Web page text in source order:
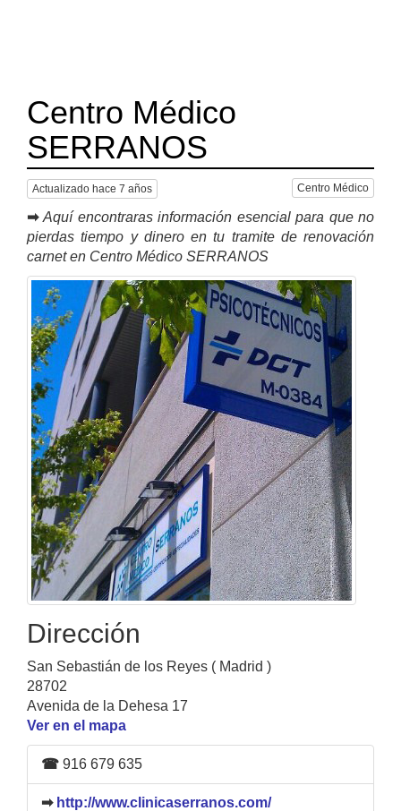
Centro Médico
SERRANOS
Actualizado hace 7 años Centro Médico
➡ Aquí encontraras información esencial para que no
pierdas tiempo y dinero en tu tramite de renovación
carnet en Centro Médico SERRANOS
Dirección
San Sebastián de los Reyes ( Madrid )
28702
Avenida de la Dehesa 17
Ver en el mapa
☎ 916 679 635
➡ http://www.clinicaserranos.com/